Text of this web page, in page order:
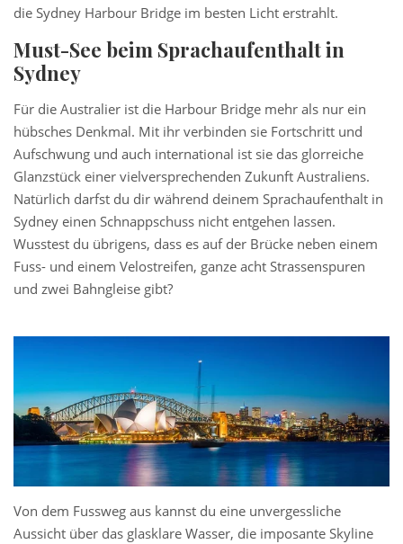
die Sydney Harbour Bridge im besten Licht erstrahlt.
Must-See beim Sprachaufenthalt in
Sydney
Für die Australier ist die Harbour Bridge mehr als nur ein
hübsches Denkmal. Mit ihr verbinden sie Fortschritt und
Aufschwung und auch international ist sie das glorreiche
Glanzstück einer vielversprechenden Zukunft Australiens.
Natürlich darfst du dir während deinem Sprachaufenthalt in
Sydney einen Schnappschuss nicht entgehen lassen.
Wusstest du übrigens, dass es auf der Brücke neben einem
Fuss- und einem Velostreifen, ganze acht Strassenspuren
und zwei Bahngleise gibt?
Von dem Fussweg aus kannst du eine unvergessliche
Aussicht über das glasklare Wasser, die imposante Skyline